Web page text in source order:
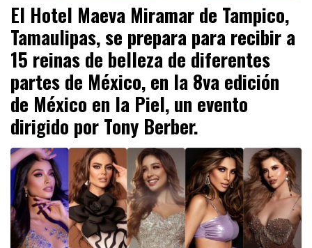
El Hotel Maeva Miramar de Tampico,
Tamaulipas, se prepara para recibir a
15 reinas de belleza de diferentes
partes de México, en la 8va edición
de México en la Piel, un evento
dirigido por Tony Berber.